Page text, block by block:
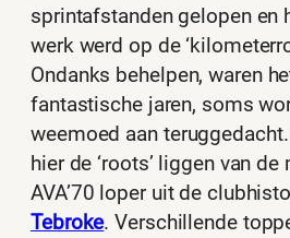
sprintafstanden gelopen en
werk werd op de
Ondanks behelpen, waren
fantastische jaren, soms
weemoed aan
hier de ‘roots’ liggen van
AVA’70 loper uit de
Tebroke. Verschillende